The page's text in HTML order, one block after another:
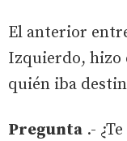
El anterior
Izquierdo, hizo
quién iba
Pregunta .-